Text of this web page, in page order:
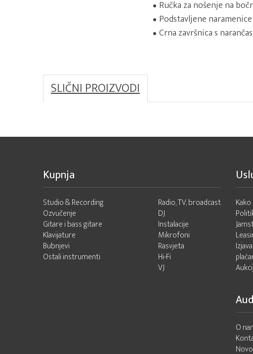
Ručka za nošenje na
Podstavljene
Crna završnica s
SLIČNI PROIZVODI
Kupnja
Studio & Recording
Ozvučenje
Gitare i bass gitare
Klavijature
Bubnjevi
Ostali instrumenti
Radio, TV, broadcast
DJ
Instalacije
Mikrofoni
Rasvjeta
Hi-Fi
VJ
O